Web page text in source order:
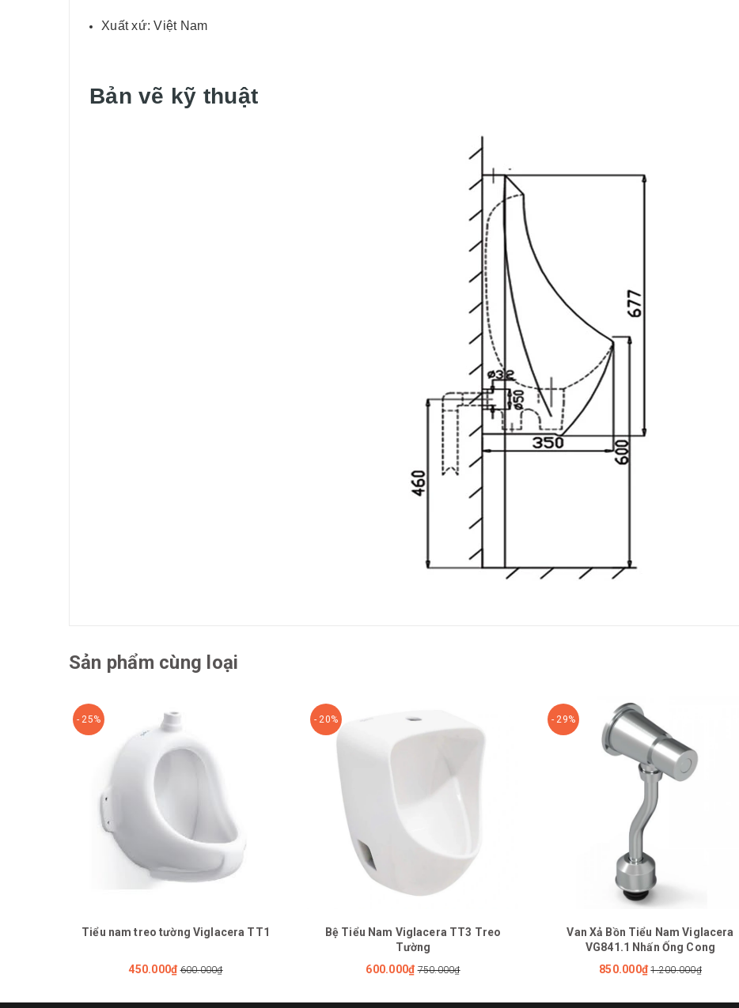
Xuất xứ: Việt Nam
Bản vẽ kỹ thuật
Sản phẩm cùng loại
- 25%
Tiểu nam treo tường Viglacera TT1
450.000₫ 600.000₫
- 20%
Bệ Tiểu Nam Viglacera TT3 Treo
Tường
600.000₫ 750.000₫
- 29%
Van Xả Bồn Tiểu Nam Viglacera
VG841.1 Nhấn Ống Cong
850.000₫ 1.200.000₫